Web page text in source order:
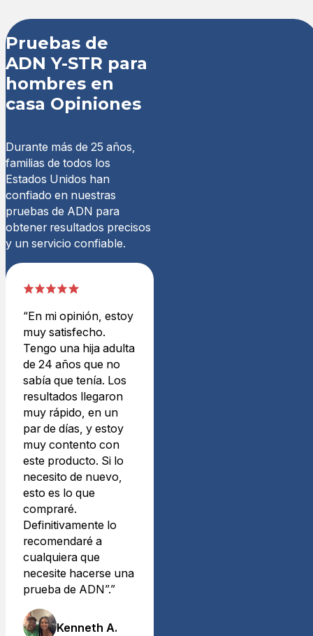
Pruebas de
ADN Y-STR para
hombres en
casa Opiniones
Durante más de 25 años,
familias de todos los
Estados Unidos han
confiado en nuestras
pruebas de ADN para
obtener resultados precisos
y un servicio confiable.
“En mi opinión, estoy
muy satisfecho.
Tengo una hija adulta
de 24 años que no
sabía que tenía. Los
resultados llegaron
muy rápido, en un
par de días, y estoy
muy contento con
este producto. Si lo
necesito de nuevo,
esto es lo que
compraré.
Definitivamente lo
recomendaré a
cualquiera que
necesite hacerse una
prueba de ADN”.”
Kenneth A.